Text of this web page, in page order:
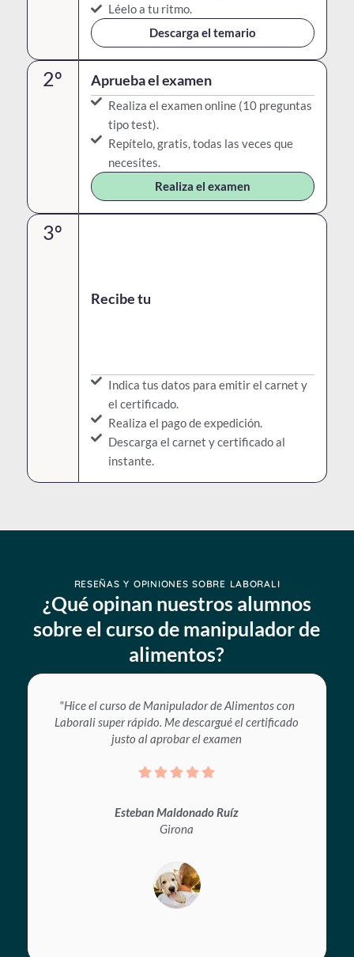
Léelo a tu ritmo.
Descarga el temario
2º Aprueba el examen
Realiza el examen online (10 preguntas
tipo test).
Repítelo, gratis, todas las veces que
necesites.
Realiza el examen
3º
Recibe tu
Indica tus datos para emitir el carnet y
el certificado.
Realiza el pago de expedición.
Descarga el carnet y certificado al
instante.
RESEÑAS Y OPINIONES SOBRE LABORALI
¿Qué opinan nuestros alumnos
sobre el curso de manipulador de
alimentos?
"Hice el curso de Manipulador de Alimentos con
Laborali super rápido. Me descargué el certificado
justo al aprobar el examen
Esteban Maldonado Ruíz
Girona